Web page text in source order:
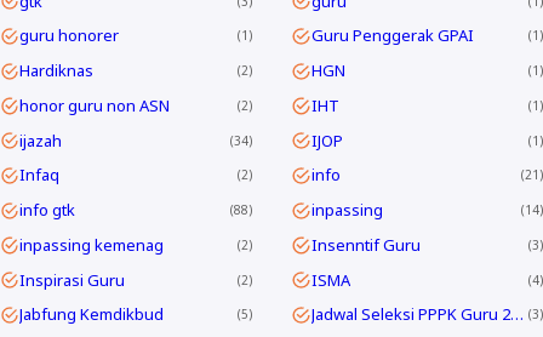
guru honorer 1 Guru Penggerak GPAI 1
Hardiknas 2 HGN 1
honor guru non ASN 2 IHT 1
ijazah 34 IJOP 1
Infaq 2 info 21
info gtk 88 inpassing 14
inpassing kemenag 2 Insenntif Guru 3
Inspirasi Guru 2 ISMA 4
Jabfung Kemdikbud 5 Jadwal Seleksi PPPK Guru 2024 3